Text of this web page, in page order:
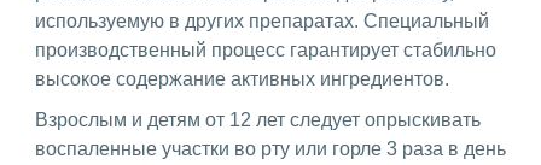
используемую в других препаратах. Специальный
производственный процесс гарантирует стабильно
высокое содержание активных ингредиентов.
Взрослым и детям от 12 лет следует опрыскивать
воспаленные участки во рту или горле 3 раза в день